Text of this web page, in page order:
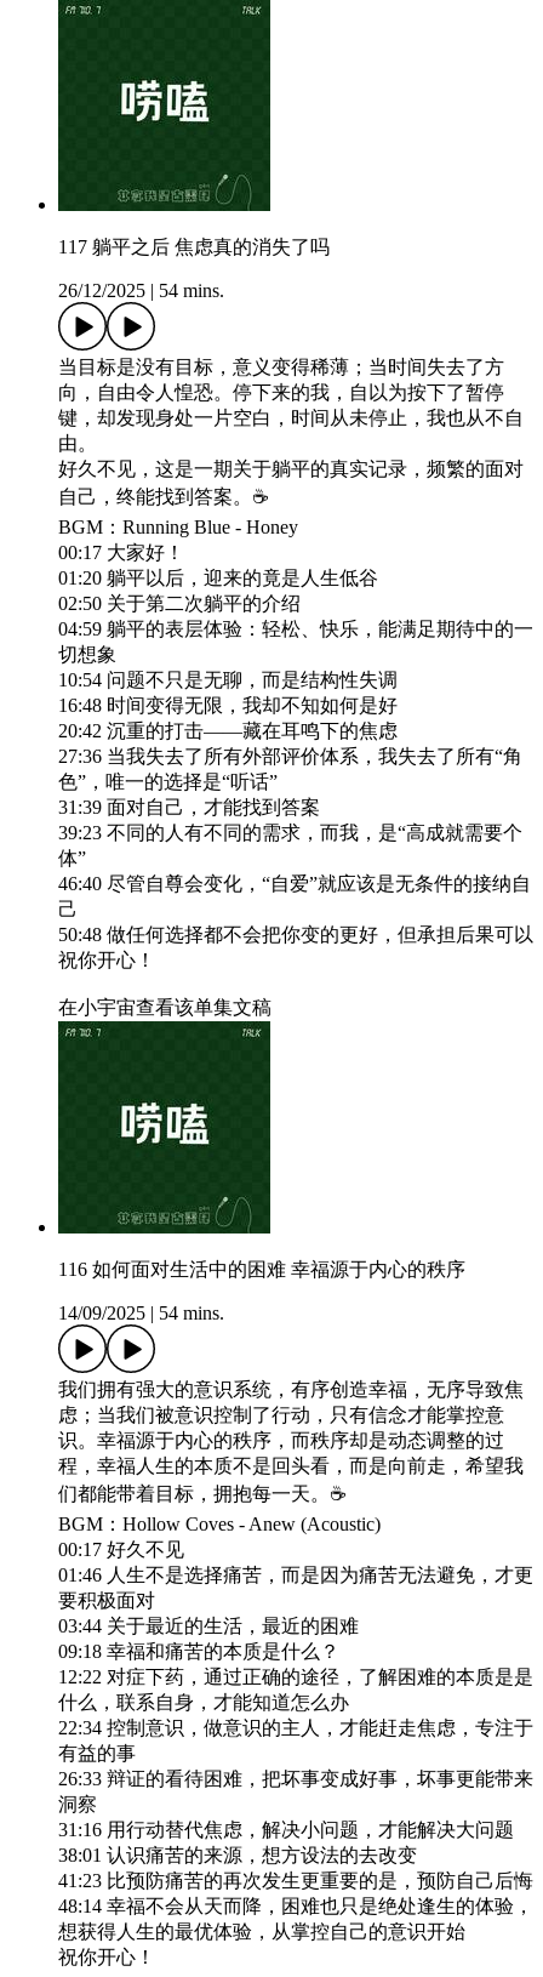
117 躺平之后 焦虑真的消失了吗
26/12/2025 | 54 mins.
当目标是没有目标，意义变得稀薄；当时间失去了方
向，自由令人惶恐。停下来的我，自以为按下了暂停
键，却发现身处一片空白，时间从未停止，我也从不自
由。
好久不见，这是一期关于躺平的真实记录，频繁的面对
自己，终能找到答案。☕️
BGM：Running Blue - Honey
00:17 大家好！
01:20 躺平以后，迎来的竟是人生低谷
02:50 关于第二次躺平的介绍
04:59 躺平的表层体验：轻松、快乐，能满足期待中的一
切想象
10:54 问题不只是无聊，而是结构性失调
16:48 时间变得无限，我却不知如何是好
20:42 沉重的打击——藏在耳鸣下的焦虑
27:36 当我失去了所有外部评价体系，我失去了所有“角
色”，唯一的选择是“听话”
31:39 面对自己，才能找到答案
39:23 不同的人有不同的需求，而我，是“高成就需要个
体”
46:40 尽管自尊会变化，“自爱”就应该是无条件的接纳自
己
50:48 做任何选择都不会把你变的更好，但承担后果可以
祝你开心！
在小宇宙查看该单集文稿
116 如何面对生活中的困难 幸福源于内心的秩序
14/09/2025 | 54 mins.
我们拥有强大的意识系统，有序创造幸福，无序导致焦
虑；当我们被意识控制了行动，只有信念才能掌控意
识。幸福源于内心的秩序，而秩序却是动态调整的过
程，幸福人生的本质不是回头看，而是向前走，希望我
们都能带着目标，拥抱每一天。☕️
BGM：Hollow Coves - Anew (Acoustic)
00:17 好久不见
01:46 人生不是选择痛苦，而是因为痛苦无法避免，才更
要积极面对
03:44 关于最近的生活，最近的困难
09:18 幸福和痛苦的本质是什么？
12:22 对症下药，通过正确的途径，了解困难的本质是是
什么，联系自身，才能知道怎么办
22:34 控制意识，做意识的主人，才能赶走焦虑，专注于
有益的事
26:33 辩证的看待困难，把坏事变成好事，坏事更能带来
洞察
31:16 用行动替代焦虑，解决小问题，才能解决大问题
38:01 认识痛苦的来源，想方设法的去改变
41:23 比预防痛苦的再次发生更重要的是，预防自己后悔
48:14 幸福不会从天而降，困难也只是绝处逢生的体验，
想获得人生的最优体验，从掌控自己的意识开始
祝你开心！